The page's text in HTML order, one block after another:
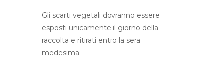
Gli scarti vegetali dovranno essere
esposti unicamente il giorno della
raccolta e ritirati entro la sera
medesima.